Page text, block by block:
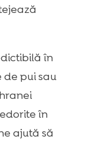
în
de pui sau
în
ajută să